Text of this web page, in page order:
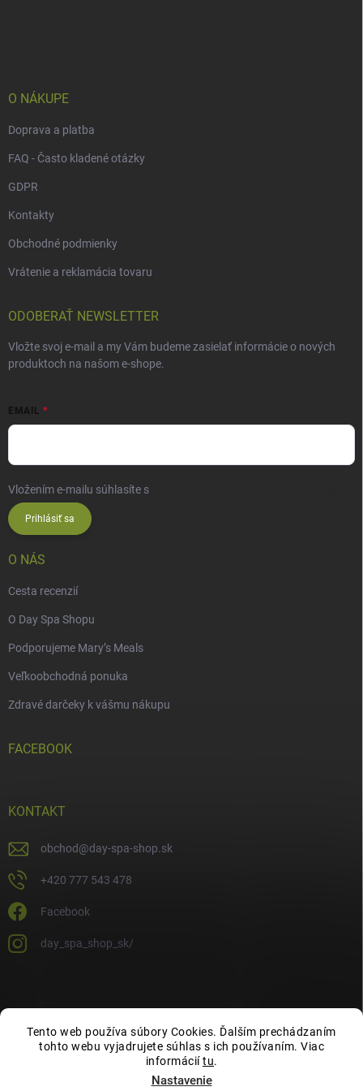
Tento web používa súbory Cookies. Ďalším prechádzaním
tohto webu vyjadrujete súhlas s ich používaním. Viac
informáciítu.
Nastavenie
O NÁKUPE
Doprava a platba
FAQ - Často kladené otázky
GDPR
Kontakty
Obchodné podmienky
Vrátenie a reklamácia tovaru
ODOBERAŤ NEWSLETTER
Vložte svoj e-mail a my Vám budeme zasielať informácie o nových
produktoch na našom e-shope.
EMAIL
Vložením e-mailu súhlasíte s
Prihlásiť sa
O NÁS
Cesta recenzií
O Day Spa Shopu
Podporujeme Mary’s Meals
Veľkoobchodná ponuka
Zdravé darčeky k vášmu nákupu
FACEBOOK
KONTAKT
obchod@day-spa-shop.sk
+420 777 543 478
Facebook
day_spa_shop_sk/